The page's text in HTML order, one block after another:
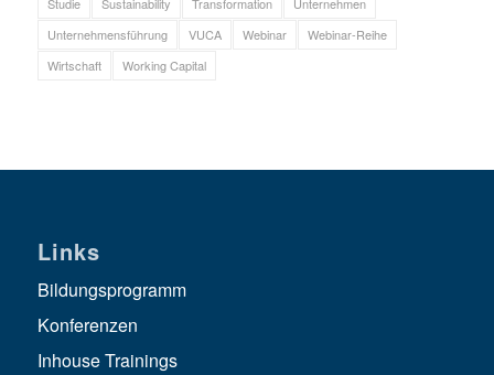
Unternehmensführung
VUCA Webinar
Webinar-Reihe
Wirtschaft
Working Capital
Links
Bildungsprogramm
Konferenzen
Inhouse Trainings